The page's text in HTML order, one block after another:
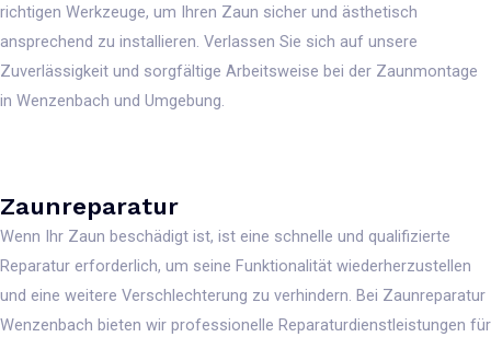
richtigen Werkzeuge, um Ihren Zaun sicher und ästhetisch
ansprechend zu installieren. Verlassen Sie sich auf unsere
Zuverlässigkeit und sorgfältige Arbeitsweise bei der Zaunmontage
in Wenzenbach und Umgebung.
Zaunreparatur
Wenn Ihr Zaun beschädigt ist, ist eine schnelle und qualifizierte
Reparatur erforderlich, um seine Funktionalität wiederherzustellen
und eine weitere Verschlechterung zu verhindern. Bei Zaunreparatur
Wenzenbach bieten wir professionelle Reparaturdienstleistungen für